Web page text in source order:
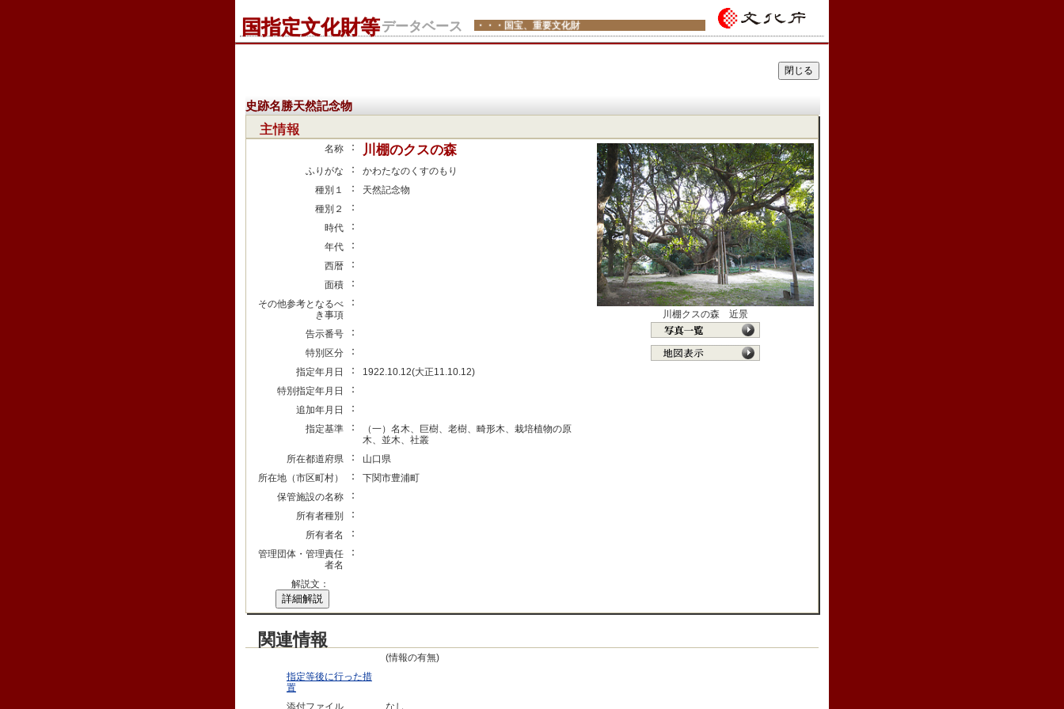
国指定文化財等データベース ・・・国宝、重要文化財
史跡名勝天然記念物
主情報
名称 ： 川棚のクスの森
ふりがな ：
かわたなのくすのもり
種別１
：
天然記念物
種別２
：
時代 ：
年代 ：
西暦 ：
面積 ：
その他参考となるべ
き事項
：
告示番号 ：
特別区分 ：
指定年月日 ：
1922.10.12(大正11.10.12)
特別指定年月日
：
追加年月日 ：
指定基準 ：
（一）名木、巨樹、老樹、畸形木、栽培植物の原
木、並木、社叢
所在都道府県
：
山口県
所在地（市区町村）
：
下関市豊浦町
保管施設の名称
：
所有者種別 ：
所有者名 ：
管理団体・管理責任
者名
：
川棚クスの森 近景
解説文：
詳細解説
関連情報
(情報の有無)
指定等後に行った措
置
添付ファイル
なし